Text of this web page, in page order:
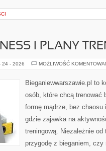
I PLANY
24 - 2026 MOŻLIWOŚĆ
Bieganiewwarszawie.pl to
osób, które chcą trenować
formę mądrze, bez
gdzie zajawka na
treningową. Niezależnie
przygodę z bieganiem,